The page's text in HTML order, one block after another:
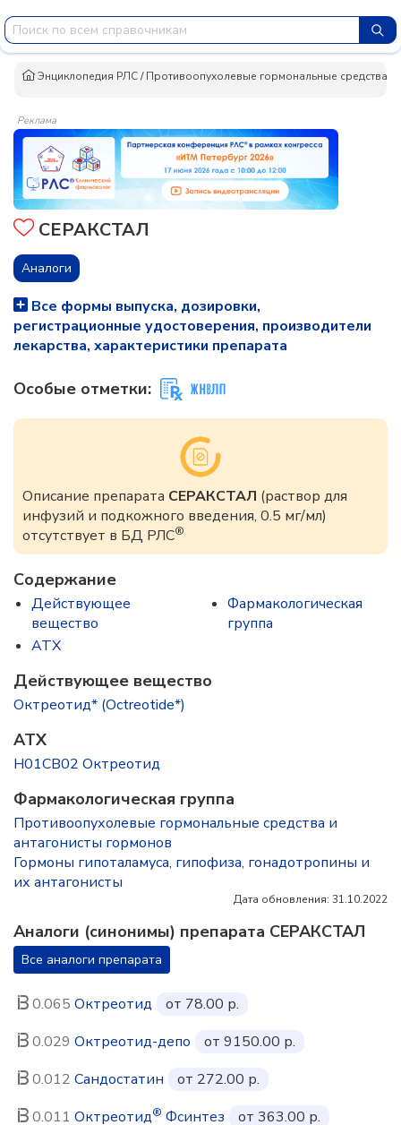
Энциклопедия РЛС/Противоопухолевые гормональные средства и
Реклама
СЕРАКСТАЛ
Аналоги
Все формы выпуска, дозировки,
регистрационные удостоверения, производители
лекарства, характеристики препарата
Особые отметки:
Описание препарата СЕРАКСТАЛ (раствор для
инфузий и подкожного введения, 0.5 мг/мл)
отсутствует в БД РЛС®
Содержание
Действующее
вещество
ATX
Фармакологическая
группа
Действующее вещество
Октреотид* (Octreotide*)
ATX
H01CB02 Октреотид
Фармакологическая группа
Противоопухолевые гормональные средства и
антагонисты гормонов
Гормоны гипоталамуса, гипофиза, гонадотропины и
их антагонисты
Дата обновления: 31.10.2022
Аналоги (синонимы) препарата СЕРАКСТАЛ
Все аналоги препарата
0.065 Октреотид
от 78.00 р.
0.029 Октреотид-депо
от 9150.00 р.
0.012 Сандостатин
от 272.00 р.
0.011 Октреотид® Фсинтез
от 363.00 р.